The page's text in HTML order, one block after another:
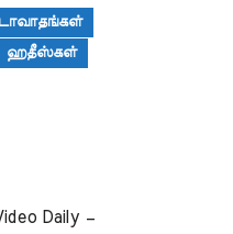
ஹதீஸ்கள்
Daily –